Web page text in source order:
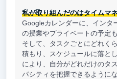
私が取り組んだのはタイムマ
Googleカレンダーに、インタ
の授業やプライベートの予定
そして、タスクごとにどれく
積もり、スケジュールに落と
により、自分がどれだけのタ
パシティを把握できるように